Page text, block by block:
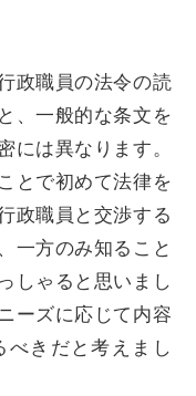
政職員の法令の読
、一般的な条文を
には異なります。
とで初めて法律を
政職員と交渉する
一方のみ知ること
しゃると思いまし
ーズに応じて内容
べきだと考えまし